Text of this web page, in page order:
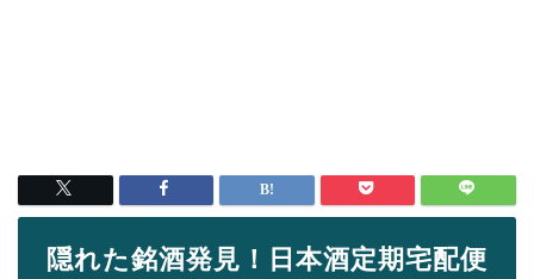
隠れた銘酒発見！日本酒定期宅配便